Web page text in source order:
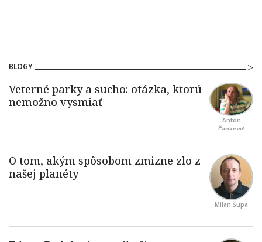
BLOGY
Anton
Čapkovič
Milan Šupa